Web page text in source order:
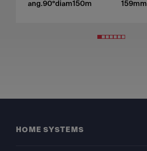
ang.90°diam150m
159mm
HOME SYSTEMS